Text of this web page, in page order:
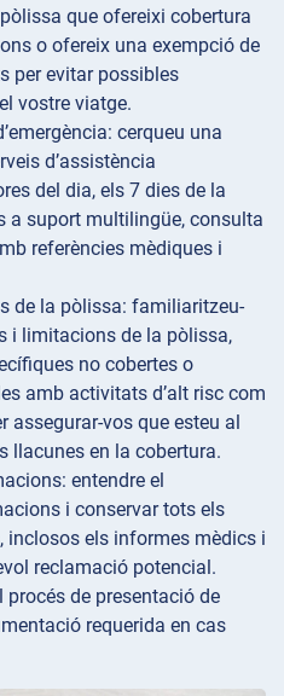
que ofereixi cobertura
o ofereix una exempció de
per evitar possibles
vostre viatge.
cerqueu una
d’assistència
del dia, els 7 dies de la
a suport multilingüe, consulta
referències mèdiques i
de la pòlissa: familiaritzeu-
i limitacions de la pòlissa,
no cobertes o
amb activitats d’alt risc com
assegurar-vos que esteu al
llacunes en la cobertura.
entendre el
i conservar tots els
inclosos els informes mèdics i
reclamació potencial.
de presentació de
requerida en cas